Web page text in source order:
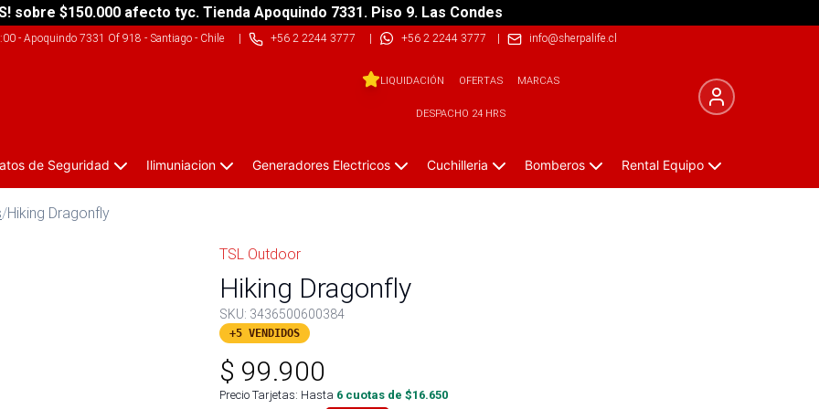
sobre $150.000 afecto tyc. Tienda Apoquindo 7331. Piso 9. Las Condes
- Apoquindo 7331 Of 918 - Santiago - Chile| +56 2 2244 3777 | +56 2 2244 3777 | info@sherpalife.cl
LIQUIDACIÓN OFERTAS MARCAS
DESPACHO 24 HRS
de Seguridad Ilimuniacion Generadores Electricos Cuchilleria Bomberos Rental Equipo
/Hiking Dragonfly
TSL Outdoor
Hiking Dragonfly
SKU: 3436500600384
+5 VENDIDOS
$ 99.900
Precio Tarjetas: Hasta 6 cuotas de $16.650